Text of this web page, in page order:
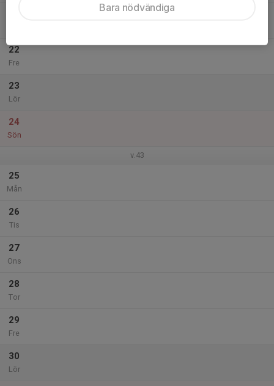
22
Fre
23
Lör
24
Sön
v.43
25
Mån
26
Tis
27
Ons
28
Tor
29
Fre
30
Lör
Bara nödvändiga